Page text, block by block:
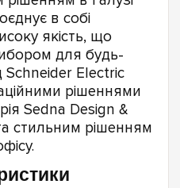
в собі
якість, що
для будь-
Schneider Electric
рішеннями
Sedna Design &
стильним рішенням